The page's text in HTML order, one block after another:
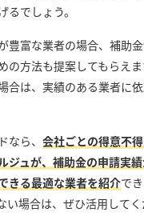
るでしょう。
豊富な業者の場合、補助
の方法も提案してもらえ
合は、実績のある業者に
なら、 会社ごとの得意不
ジュが、補助金の申請実
きる最適な業者を紹介で
い場合は、ぜひ活用してく